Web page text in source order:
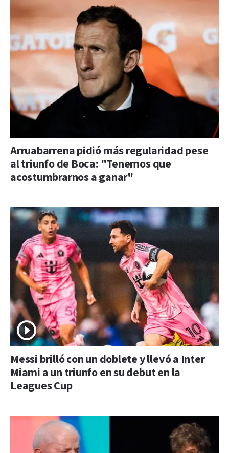
Arruabarrena pidió más regularidad pese
al triunfo de Boca: "Tenemos que
acostumbrarnos a ganar"
Messi brilló con un doblete y llevó a Inter
Miami a un triunfo en su debut en la
Leagues Cup